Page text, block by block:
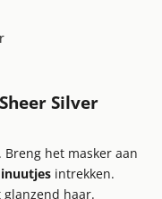
Silver
het masker aan
intrekken.
haar.